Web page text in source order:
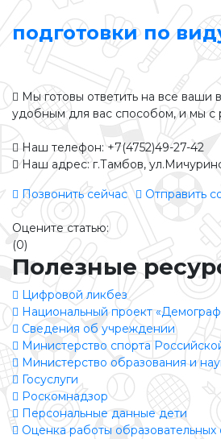
подготовки по
Мы готовы ответить на все
удобным для вас способом, и мы с
Наш телефон: +7(4752)49-27-42
Наш адрес: г.Тамбов,
Позвонить сейчас Отправить
Оцените статью:
(0)
Полезные
Цифровой ликбез
Национальный проект
Сведения об учреждении
Министерство спорта
Министерство образования и
Госуслуги
Роскомнадзор
Персональные данные дети
Оценка работы образовательных